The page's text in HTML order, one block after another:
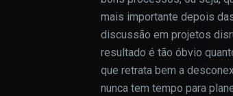
mais importante depois
discussão em projetos
resultado é tão óbvio
que retrata bem a
nunca tem tempo para